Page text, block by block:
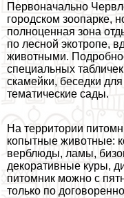
Первоначально
городском зоопарке,
полноценная зона
по лесной экотропе,
животными.
специальных
скамейки, беседки
тематические сады.
На территории
копытные животные:
верблюды, ламы,
декоративные куры,
питомник можно с
только по